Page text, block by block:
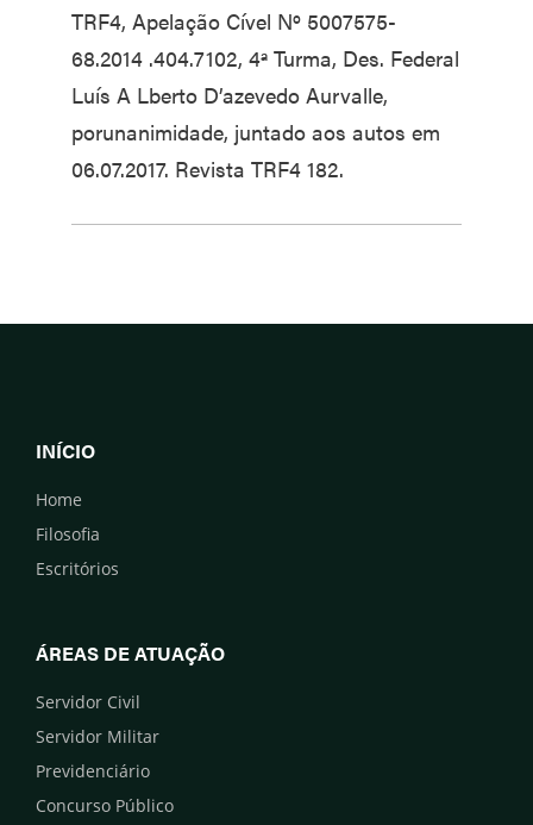
TRF4, Apelação Cível Nº 5007575-
68.2014 .404.7102, 4ª Turma, Des. Federal
Luís A Lberto D’azevedo Aurvalle,
porunanimidade, juntado aos autos em
06.07.2017. Revista TRF4 182.
INÍCIO
Home
Filosofia
Escritórios
ÁREAS DE ATUAÇÃO
Servidor Civil
Servidor Militar
Previdenciário
Concurso Público